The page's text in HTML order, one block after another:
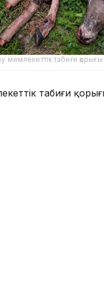
мемлекеттік табиғи қорығы
табиғи